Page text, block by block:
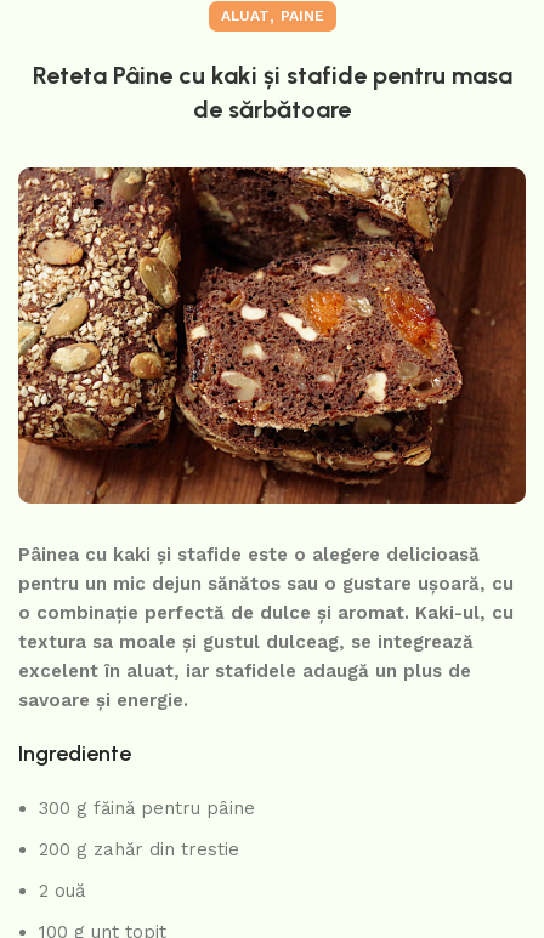
ALUAT, PAINE
Reteta Pâine cu kaki și stafide pentru masa
de sărbătoare
Pâinea cu kaki și stafide este o alegere delicioasă
pentru un mic dejun sănătos sau o gustare ușoară, cu
o combinație perfectă de dulce și aromat. Kaki-ul, cu
textura sa moale și gustul dulceag, se integrează
excelent în aluat, iar stafidele adaugă un plus de
savoare și energie.
Ingrediente
300 g făină pentru pâine
200 g zahăr din trestie
2 ouă
100 g unt topit